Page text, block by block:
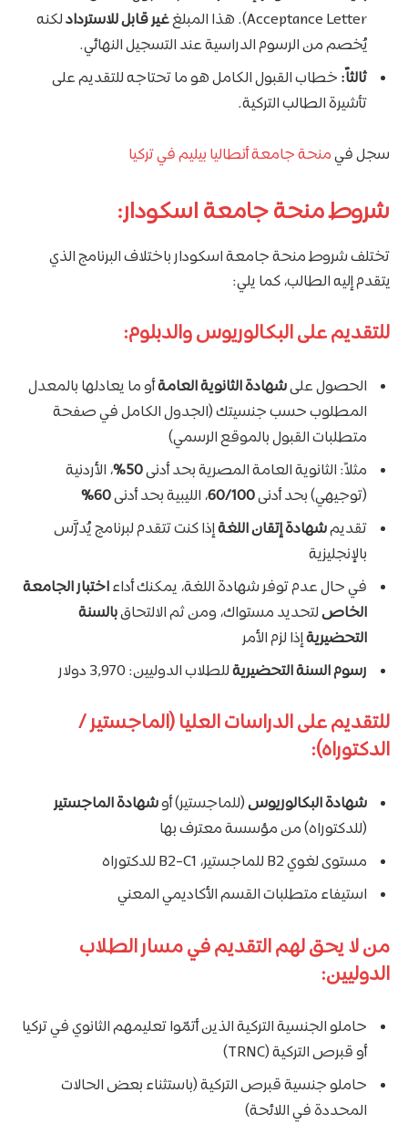
Acceptance Letter). هذا المبلغ
غير قابل للاستردادلكنه
يُخصم من الرسوم الدراسية عند التسجيل النهائي.
ثالثاً: خطاب القبول الكامل هو ما تحتاجه للتقديم على
تأشيرة الطالب التركية.
سجل فيمنحة جامعة أنطاليا بيليم في تركيا
شروط منحة جامعة اسكودار:
تختلف شروط منحة جامعة اسكودار باختلاف البرنامج الذي
يتقدم إليه الطالب، كما يلي:
للتقديم على البكالوريوس والدبلوم:
الحصول علىشهادة الثانوية العامةأو ما يعادلها بالمعدل
المطلوب حسب جنسيتك (الجدول الكامل في صفحة
متطلبات القبول بالموقع الرسمي)
مثلاً: الثانوية العامة المصرية بحد أدنى50%
، الأردنية
(توجيهي) بحد أدنى60/100، الليبية بحد أدنى60%
تقديمشهادة إتقان اللغةإذا كنت تتقدم لبرنامج يُدرَّس
بالإنجليزية
في حال عدم توفر شهادة اللغة، يمكنك أداءاختبار الجامعة
الخاصلتحديد مستواك، ومن ثم الالتحاقبالسنة
التحضيريةإذا لزم الأمر
رسوم السنة التحضيريةللطلاب الدوليين: 3,970 دولار
للتقديم على الدراسات العليا (الماجستير /
الدكتوراه):
شهادة البكالوريوس(للماجستير) أوشهادة الماجستير
(للدكتوراه) من مؤسسة معترف بها
مستوى لغوي B2 للماجستير، B2-C1 للدكتوراه
استيفاء متطلبات القسم الأكاديمي المعني
من لا يحق لهم التقديم في مسار الطلاب
الدوليين:
حاملو الجنسية التركية الذين أتمّوا تعليمهم الثانوي في تركيا
أو قبرص التركية (TRNC)
حاملو جنسية قبرص التركية (باستثناء بعض الحالات
المحددة في اللائحة)